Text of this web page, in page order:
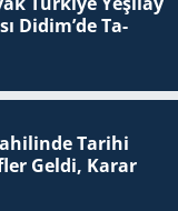
Didim’de Ta­
Tarihi
Geldi, Karar